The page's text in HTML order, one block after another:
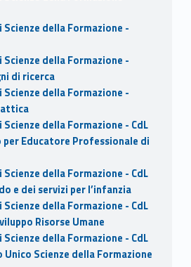
della Formazione -
della Formazione -
di ricerca
della Formazione -
della Formazione - CdL
Educatore Professionale di
della Formazione - CdL
e dei servizi per l’infanzia
della Formazione - CdL
Risorse Umane
della Formazione - CdL
Unico Scienze della Formazione